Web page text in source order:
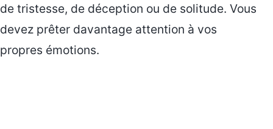
de tristesse, de déception ou de solitude. Vous
devez prêter davantage attention à vos
propres émotions.